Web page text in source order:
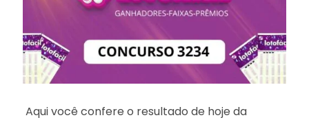
Aqui você confere o resultado de hoje da